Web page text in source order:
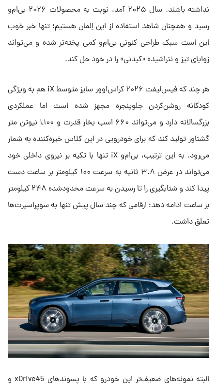
نداشته باشند. سال ۲۰۲۵ آمد، نوبت به محصولات ۲۰۲۶ بی‌ام‌و
رسید و همچنان شاهد استفاده از این اِلمان هستیم؛ تنها خبر خوب
این است سبک طراحی کنونی بی‌ام‌و کمی پخته‌تر شده و می‌تواند
زوایای تیز و نتراشیده «کیدنی» را در خود حل کند.
هر چند که فیس‌لیفت ۲۰۲۶ کراس‌اوور سایز متوسط iX هم به ویژگی
کودکانه روشن‌کردن جلوپنجره مجهز شده است اما عملکردی
بزرگسالانه دارد و می‌تواند ۶۶۰ اسب بخار قدرت و ۱,۱۰۰ نیوتن متر
گشتاور تولید کند که برای خودرویی در این کلاس خیره‌کننده به شمار
می‌رود. به این ترتیب، بی‌ام‌و iX تنها با تکیه بر نیروی داخلی خود
می‌تواند در عرض ۳.۸ ثانیه به سرعت ۱۰۰ کیلومتر بر ساعت دست
پیدا کند و شتابگیری را تا رسیدن به سرعت محدودشده ۲۴۸ کیلومتر
بر ساعت ادامه دهد؛ ارقامی که چند سال پیش تنها به سوپراسپرت‌ها
تعلق داشت.
البته نمونه‌های ضعیف‌تر این خودرو که با پسوندهای xDrive45 و